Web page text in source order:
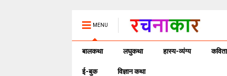
MENU
बालकथा लघुकथा हास्य-व्यंग्य कविता
ई-बुक विज्ञान कथा